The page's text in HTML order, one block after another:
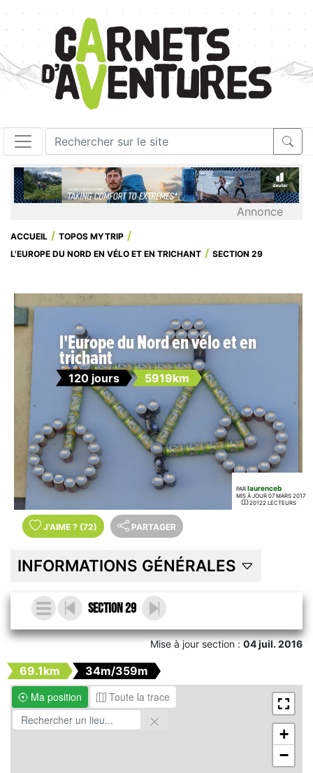
Annonce
ACCUEIL
TOPOS MYTRIP
L'EUROPE DU NORD EN VÉLO ET EN TRICHANT
SECTION 29
l'Europe du Nord en vélo et en
trichant
120 jours 5919km
PAR laurenceb
MIS À JOUR 07 MARS 2017
20122 LECTEURS
J'AIME ? (72) PARTAGER
INFORMATIONS GÉNÉRALES
Section 29
Mise à jour section :04 juil. 2016
69.1km
34m/359m
Ma position
Toute la trace
+
−